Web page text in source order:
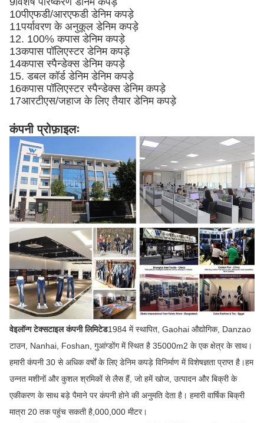
10पीएफडी/आरएफडी डेनिम कपड़े
11पर्यावरण के अनुकूल डेनिम कपड़े
12. 100% कपास डेनिम कपड़े
13कपास पॉलिएस्टर डेनिम कपड़े
14कपास स्पैन्डेक्स डेनिम कपड़े
15. डबल कॉर्ड डेनिम डेनिम कपड़े
16कपास पॉलिएस्टर स्पैन्डेक्स डेनिम कपड़े
17आरटीएस/जहाज के लिए तैयार डेनिम कपड़े
कंपनी प्रोफ़ाइलः
वेइलॉन्ग टेक्सटाइल कंपनी लिमिटेड1984 में स्थापित, Gaohai औद्योगिक, Danzao
टाउन, Nanhai, Foshan, गुआंग्डोंग में स्थित है 35000m2 के एक क्षेत्र के साथ।
हमारी कंपनी 30 से अधिक वर्षों के लिए डेनिम कपड़े विनिर्माण में विशेषज्ञता प्राप्त है।हम
उन्नत मशीनों और कुशल श्रमिकों से लैस हैं, जो हमें खोज, उत्पादन और बिक्री के
एकीकरण के साथ बड़े पैमाने पर कंपनी होने की अनुमति देता है। हमारी वार्षिक बिक्री
मात्रा 20 तक पहुंच सकती है,000,000 मीटर।